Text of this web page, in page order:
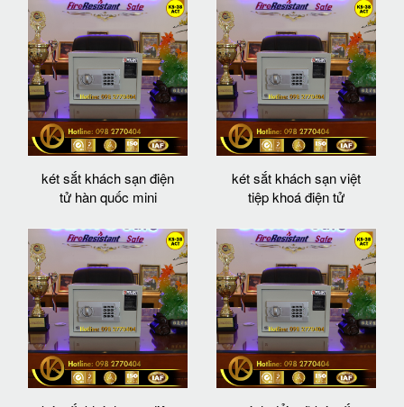
két sắt khách sạn điện
tử hàn quốc mini
két sắt khách sạn việt
tiệp khoá điện tử